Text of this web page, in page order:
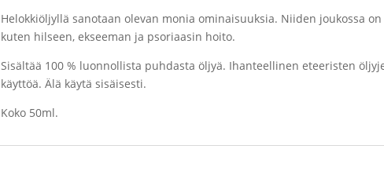
Helokkiöljyllä sanotaan olevan monia ominaisuuksia. Niiden joukossa
kuten hilseen, ekseeman ja psoriaasin hoito.
Sisältää 100 % luonnollista puhdasta öljyä. Ihanteellinen eteeristen
käyttöä. Älä käytä sisäisesti.
Koko 50ml.